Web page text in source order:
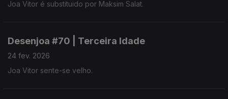
Joa Vitor é substituido por Maksim Salat.
Desenjoa #70 | Terceira Idade
24 fev. 2026
Joa Vitor sente-se velho.